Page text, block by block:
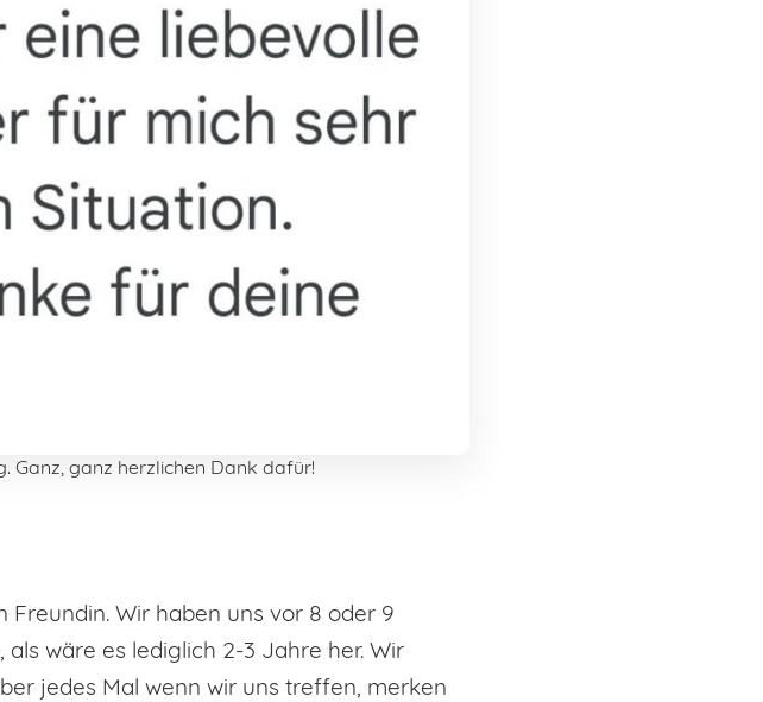
Ganz, ganz herzlichen Dank dafür!
Wir haben uns vor 8 oder 9
wäre es lediglich 2-3 Jahre her. Wir
jedes Mal wenn wir uns treffen, merken